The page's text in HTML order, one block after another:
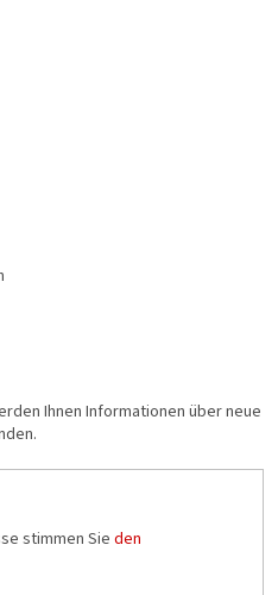
Ihnen Informationen über neue
stimmen Sie den